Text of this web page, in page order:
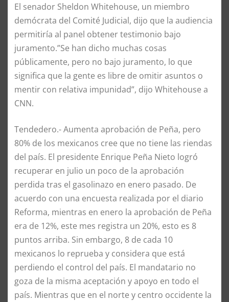
El senador Sheldon Whitehouse, un miembro
demócrata del Comité Judicial, dijo que la audiencia
permitiría al panel obtener testimonio bajo
juramento.”Se han dicho muchas cosas
públicamente, pero no bajo juramento, lo que
significa que la gente es libre de omitir asuntos o
mentir con relativa impunidad”, dijo Whitehouse a
CNN.
Tendedero.- Aumenta aprobación de Peña, pero
80% de los mexicanos cree que no tiene las riendas
del país. El presidente Enrique Peña Nieto logró
recuperar en julio un poco de la aprobación
perdida tras el gasolinazo en enero pasado. De
acuerdo con una encuesta realizada por el diario
Reforma, mientras en enero la aprobación de Peña
era de 12%, este mes registra un 20%, esto es 8
puntos arriba. Sin embargo, 8 de cada 10
mexicanos lo reprueba y considera que está
perdiendo el control del país. El mandatario no
goza de la misma aceptación y apoyo en todo el
país. Mientras que en el norte y centro occidente la